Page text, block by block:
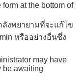
at the bottom of
งพยายามที่จะแก้ไข
หรืออย่างอื่นซึ่ง
may have
be awaiting